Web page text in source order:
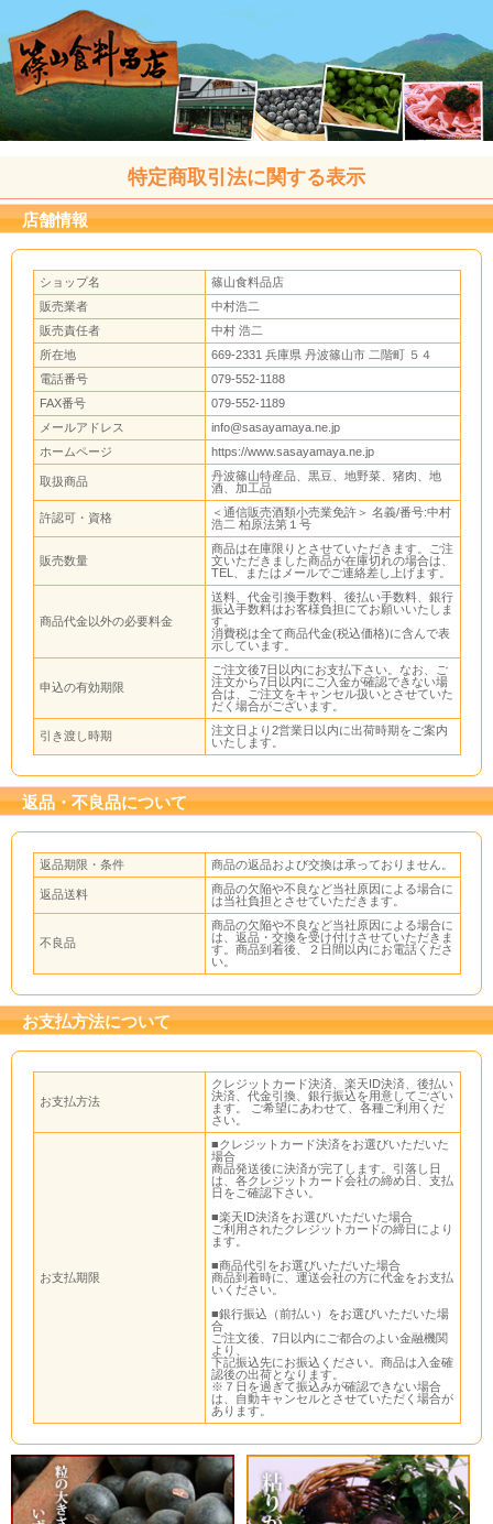
特定商取引法に関する表示
店舗情報
ショップ名
篠山食料品店
販売業者
中村浩二
販売責任者
中村 浩二
所在地
669-2331 兵庫県 丹波篠山市 二階町 ５４
電話番号
079-552-1188
FAX番号
079-552-1189
メールアドレス
info@sasayamaya.ne.jp
ホームページ
https://www.sasayamaya.ne.jp
取扱商品
丹波篠山特産品、黒豆、地野菜、猪肉、地
酒、加工品
許認可・資格
＜通信販売酒類小売業免許＞ 名義/番号:中村
浩二 柏原法第１号
販売数量
商品は在庫限りとさせていただきます。ご注
文いただきました商品が在庫切れの場合は、
TEL、またはメールでご連絡差し上げます。
商品代金以外の必要料金
送料、代金引換手数料、後払い手数料、銀行
振込手数料はお客様負担にてお願いいたしま
す。
消費税は全て商品代金(税込価格)に含んで表
示しています。
申込の有効期限
ご注文後7日以内にお支払下さい。なお、ご
注文から7日以内にご入金が確認できない場
合は、ご注文をキャンセル扱いとさせていた
だく場合がございます。
引き渡し時期
注文日より2営業日以内に出荷時期をご案内
いたします。
返品・不良品について
返品期限・条件 商品の返品および交換は承っておりません。
返品送料
商品の欠陥や不良など当社原因による場合に
は当社負担とさせていただきます。
不良品
商品の欠陥や不良など当社原因による場合に
は、返品・交換を受け付けさせていただきま
す。商品到着後、２日間以内にお電話くださ
い。
お支払方法について
お支払方法
クレジットカード決済、楽天ID決済、後払い
決済、代金引換、銀行振込を用意してござい
ます。 ご希望にあわせて、各種ご利用くだ
さい。
お支払期限
■クレジットカード決済をお選びいただいた
場合
商品発送後に決済が完了します。引落し日
は、各クレジットカード会社の締め日、支払
日をご確認下さい。
■楽天ID決済をお選びいただいた場合
ご利用されたクレジットカードの締日により
ます。
■商品代引をお選びいただいた場合
商品到着時に、運送会社の方に代金をお支払
いください。
■銀行振込（前払い）をお選びいただいた場
合
ご注文後、7日以内にご都合のよい金融機関
より、
下記振込先にお振込ください。商品は入金確
認後の出荷となります。
※７日を過ぎて振込みが確認できない場合
は、自動キャンセルとさせていただく場合が
あります。